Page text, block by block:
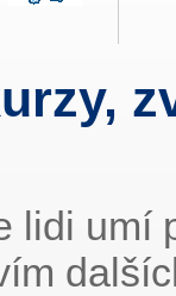
lidi umí